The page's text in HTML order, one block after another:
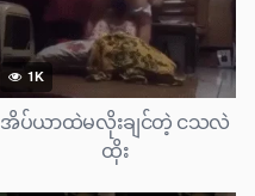
1K
အိပ်ယာထဲမလိုးချင်တဲ့ ငသလဲ
ထိုး